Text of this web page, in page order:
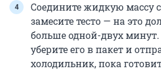
Соедините жидкую массу
замесите тесто — на это
больше одной-двух
уберите его в пакет и
холодильник, пока